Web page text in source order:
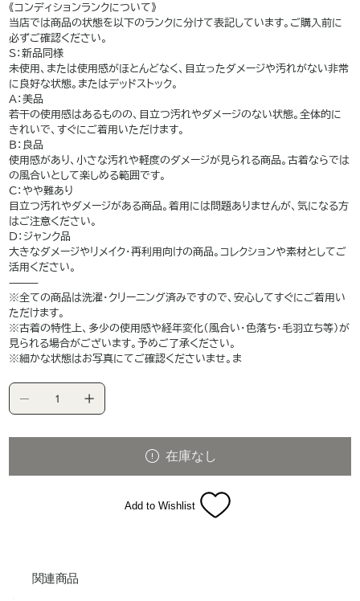
《コンディションランクについて》
当店では商品の状態を以下のランクに分けて表記しています。ご購入前に
必ずご確認ください。
S：新品同様
未使用、または使用感がほとんどなく、目立ったダメージや汚れがない非常
に良好な状態。またはデッドストック。
A：美品
若干の使用感はあるものの、目立つ汚れやダメージのない状態。全体的に
きれいで、すぐにご着用いただけます。
B：良品
使用感があり、小さな汚れや軽度のダメージが見られる商品。古着ならでは
の風合いとして楽しめる範囲です。
C：やや難あり
目立つ汚れやダメージがある商品。着用には問題ありませんが、気になる方
はご注意ください。
D：ジャンク品
大きなダメージやリメイク・再利用向けの商品。コレクションや素材としてご
活用ください。
⸻
※全ての商品は洗濯・クリーニング済みですので、安心してすぐにご着用い
ただけます。
※古着の特性上、多少の使用感や経年変化（風合い・色落ち・毛羽立ち等）が
見られる場合がございます。予めご了承ください。
※細かな状態はお写真にてご確認くださいませ。ま
在庫なし
Add to Wishlist
関連商品